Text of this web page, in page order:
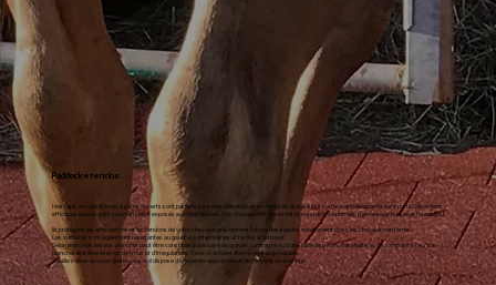
Paddock et enclos
Nos tapis en caoutchouc à pores ouverts sont parfaits pour une utilisation en extérieur et, grâce à leur surface antidérapante, sont particulièrement
efficaces là où ils sont constamment exposés aux intempéries. Vos chevaux bénéficieront d'une stabilité optimale, même sous la pluie et l'humidité !
Ils protègent les articulations et les tendons de votre cheval et préviennent l'usure des sabots, notamment chez les chevaux non ferrés.
Les surfaces sont également résistantes au gel et aux intempéries et faciles à nettoyer.
Selon le produit, le sous-plancher peut être constitué d'une base de gravier compacté ou d'une dalle de béton, d'asphalte ou de composite. Le sous-
plancher doit être exempt de trous et d'irrégularités. Ceux-ci doivent être nivelés au préalable.
Veuillez vous assurer que le sous-sol dispose d'une pente appropriée et de moyens de drainage.